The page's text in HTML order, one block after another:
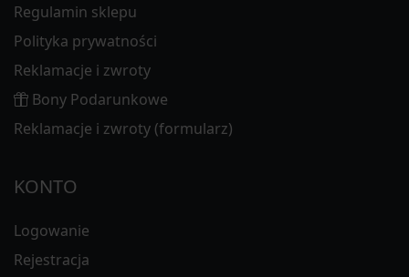
Regulamin sklepu
Polityka prywatności
Reklamacje i zwroty
Bony Podarunkowe
Reklamacje i zwroty (formularz)
KONTO
Logowanie
Rejestracja